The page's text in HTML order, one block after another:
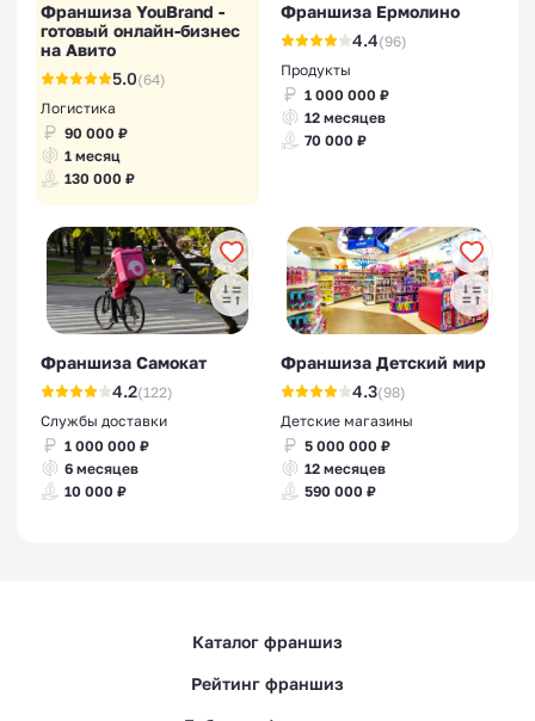
Франшиза YouBrand -
готовый онлайн-бизнес
на Авито
5.0(64)
Логистика
90 000 ₽
1 месяц
130 000 ₽
Франшиза Ермолино
4.4(96)
Продукты
1 000 000 ₽
12 месяцев
70 000 ₽
Франшиза Самокат
4.2(122)
Службы доставки
1 000 000 ₽
6 месяцев
10 000 ₽
Франшиза Детский мир
4.3(98)
Детские магазины
5 000 000 ₽
12 месяцев
590 000 ₽
Каталог франшиз
Рейтинг франшиз